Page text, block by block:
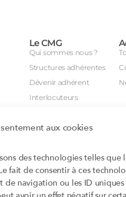
aux cookies
des technologies telles que
fait de consentir à ces
navigation ou les ID uniques
Le CMG
Qui sommes nous ?
Structures adhérentes
Dévenir adhérent
Interlocuteurs
Groupes de travail
Agenda des instances
DPC
CSI